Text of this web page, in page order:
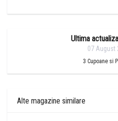
Ultima
07 August
3 Cupoane si
Alte magazine similare